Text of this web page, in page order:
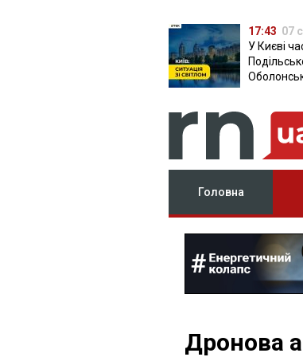
17:43 07
У Києві
Головна
Дронова